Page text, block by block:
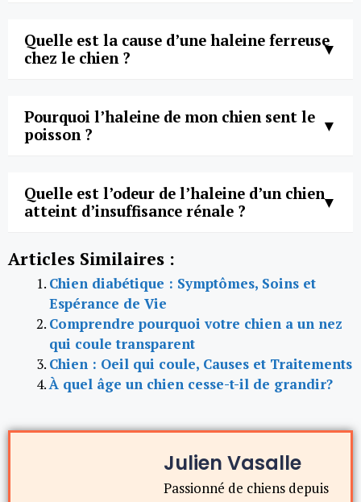
Quelle est la cause d’une haleine ferreuse
chez le chien ?
Pourquoi l’haleine de mon chien sent le
poisson ?
Quelle est l’odeur de l’haleine d’un chien
atteint d’insuffisance rénale ?
Articles Similaires :
Chien diabétique : Symptômes, Soins et
Espérance de Vie
Comprendre pourquoi votre chien a un nez
qui coule transparent
Chien : Oeil qui coule, Causes et Traitements
À quel âge un chien cesse-t-il de grandir?
Julien Vasalle
Passionné de chiens depuis